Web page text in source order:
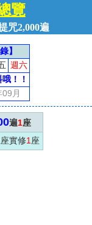
覽
咒2,000遍
】
週六
！！
月
遍1座
實修1 座